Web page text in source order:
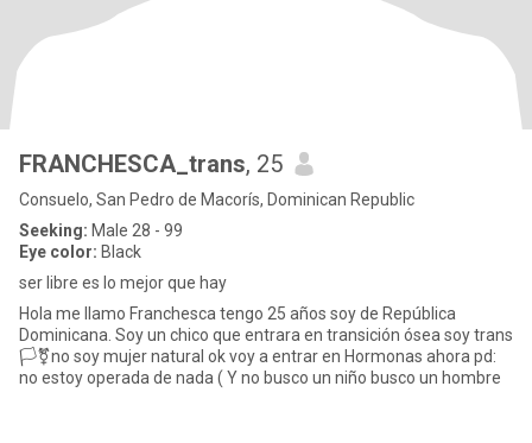
FRANCHESCA_trans, 25
Consuelo, San Pedro de Macorís, Dominican Republic
Seeking: Male 28 - 99
Eye color: Black
ser libre es lo mejor que hay
Hola me llamo Franchesca tengo 25 años soy de República
Dominicana. Soy un chico que entrara en transición ósea soy trans
🏳️‍⚧️no soy mujer natural ok voy a entrar en Hormonas ahora pd:
no estoy operada de nada ( Y no busco un niño busco un hombre